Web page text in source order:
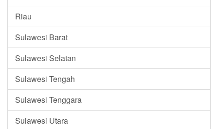
Riau
Sulawesi Barat
Sulawesi Selatan
Sulawesi Tengah
Sulawesi Tenggara
Sulawesi Utara